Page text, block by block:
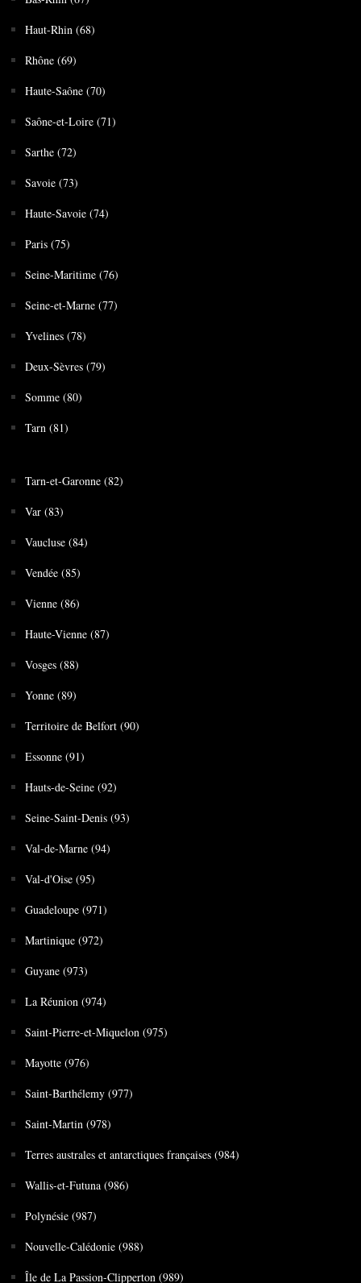
Haut-Rhin (68)
Rhône (69)
Haute-Saône (70)
Saône-et-Loire (71)
Sarthe (72)
Savoie (73)
Haute-Savoie (74)
Paris (75)
Seine-Maritime (76)
Seine-et-Marne (77)
Yvelines (78)
Deux-Sèvres (79)
Somme (80)
Tarn (81)
Tarn-et-Garonne (82)
Var (83)
Vaucluse (84)
Vendée (85)
Vienne (86)
Haute-Vienne (87)
Vosges (88)
Yonne (89)
Territoire de Belfort (90)
Essonne (91)
Hauts-de-Seine (92)
Seine-Saint-Denis (93)
Val-de-Marne (94)
Val-d'Oise (95)
Guadeloupe (971)
Martinique (972)
Guyane (973)
La Réunion (974)
Saint-Pierre-et-Miquelon (975)
Mayotte (976)
Saint-Barthélemy (977)
Saint-Martin (978)
Terres australes et antarctiques françaises (984)
Wallis-et-Futuna (986)
Polynésie (987)
Nouvelle-Calédonie (988)
Île de La Passion-Clipperton (989)